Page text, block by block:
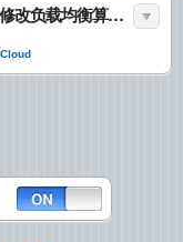
如何在SpringCloud使用Ribbon时修改负载均衡算法-TX-LCN分享记录